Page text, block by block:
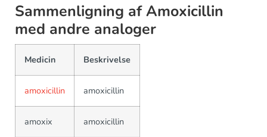
Sammenligning af Amoxicillin
med andre analoger
Medicin Beskrivelse
amoxicillin amoxicillin
amoxix amoxicillin